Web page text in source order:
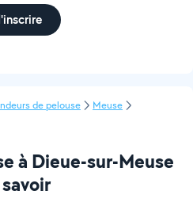
de pelouse
Meuse
à Dieue-sur-Meuse